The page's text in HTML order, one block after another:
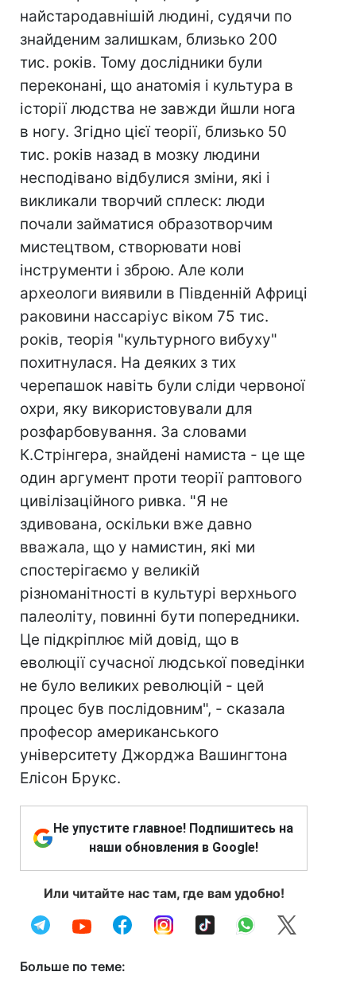
найстародавнішій людині, судячи по
знайденим залишкам, близько 200
тис. років. Тому дослідники були
переконані, що анатомія і культура в
історії людства не завжди йшли нога
в ногу. Згідно цієї теорії, близько 50
тис. років назад в мозку людини
несподівано відбулися зміни, які і
викликали творчий сплеск: люди
почали займатися образотворчим
мистецтвом, створювати нові
інструменти і зброю. Але коли
археологи виявили в Південній Африці
раковини нассаріус віком 75 тис.
років, теорія "культурного вибуху"
похитнулася. На деяких з тих
черепашок навіть були сліди червоної
охри, яку використовували для
розфарбовування. За словами
К.Стрінгера, знайдені намиста - це ще
один аргумент проти теорії раптового
цивілізаційного ривка. "Я не
здивована, оскільки вже давно
вважала, що у намистин, які ми
спостерігаємо у великій
різноманітності в культурі верхнього
палеоліту, повинні бути попередники.
Це підкріплює мій довід, що в
еволюції сучасної людської поведінки
не було великих революцій - цей
процес був послідовним", - сказала
професор американського
університету Джорджа Вашингтона
Елісон Брукс.
Не упустите главное! Подпишитесь на
наши обновления в Google!
Или читайте нас там, где вам удобно!
Больше по теме: